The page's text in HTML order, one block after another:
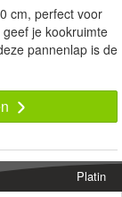
cm, perfect voor
je kookruimte
pannenlap is de
Platin